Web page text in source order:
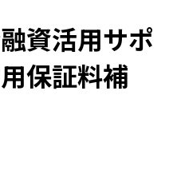
資活用サポ
保証料補